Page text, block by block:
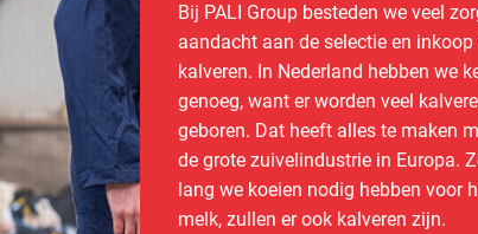
Bij PALI Group besteden we veel
aandacht aan de selectie en inkoop
kalveren. In Nederland hebben we
genoeg, want er worden veel
geboren. Dat heeft alles te maken
de grote zuivelindustrie in Europa.
lang we koeien nodig hebben voor
melk, zullen er ook kalveren zijn.